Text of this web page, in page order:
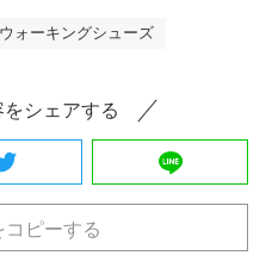
ウォーキングシューズ
シェアする
コピーする